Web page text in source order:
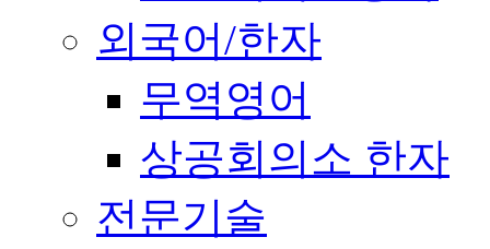
외국어/한자
무역영어
상공회의소 한자
전문기술